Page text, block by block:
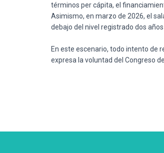
términos per cápita, el
Asimismo, en marzo de 2026, el
debajo del nivel registrado dos
En este escenario, todo intento de
expresa la voluntad del Congreso